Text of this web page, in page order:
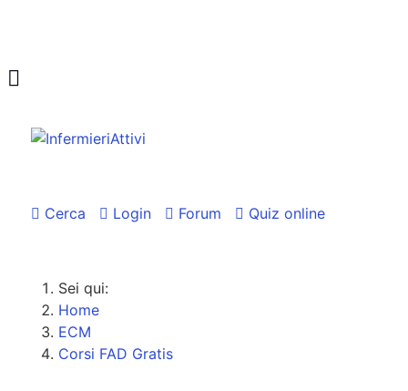
Cerca Login Forum Quiz online
Sei qui:
Home
ECM
Corsi FAD Gratis